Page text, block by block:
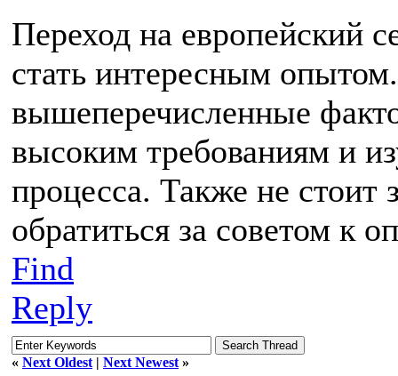
Переход на европейский
стать интересным
вышеперечисленные
высоким требованиям и
процесса. Также не стоит
обратиться за советом к
Find
Reply
« Next Oldest | Next Newest »